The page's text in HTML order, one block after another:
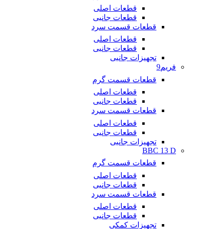
قطعات اصلی
قطعات جانبی
قطعات قسمت سرد
قطعات اصلی
قطعات جانبی
تجهیزات جانبی
فریم9
قطعات قسمت گرم
قطعات اصلی
قطعات جانبی
قطعات قسمت سرد
قطعات اصلی
قطعات جانبی
تجهیزات جانبی
BBC 13 D
قطعات قسمت گرم
قطعات اصلی
قطعات جانبی
قطعات قسمت سرد
قطعات اصلی
قطعات جانبی
تجهیزات کمکی